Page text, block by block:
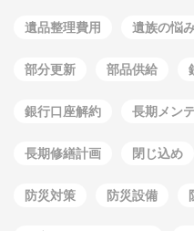
遺品整理費用 遺族の悩
部分更新 部品供給
銀行口座解約 長期メン
長期修繕計画 閉じ込め
防災対策 防災設備